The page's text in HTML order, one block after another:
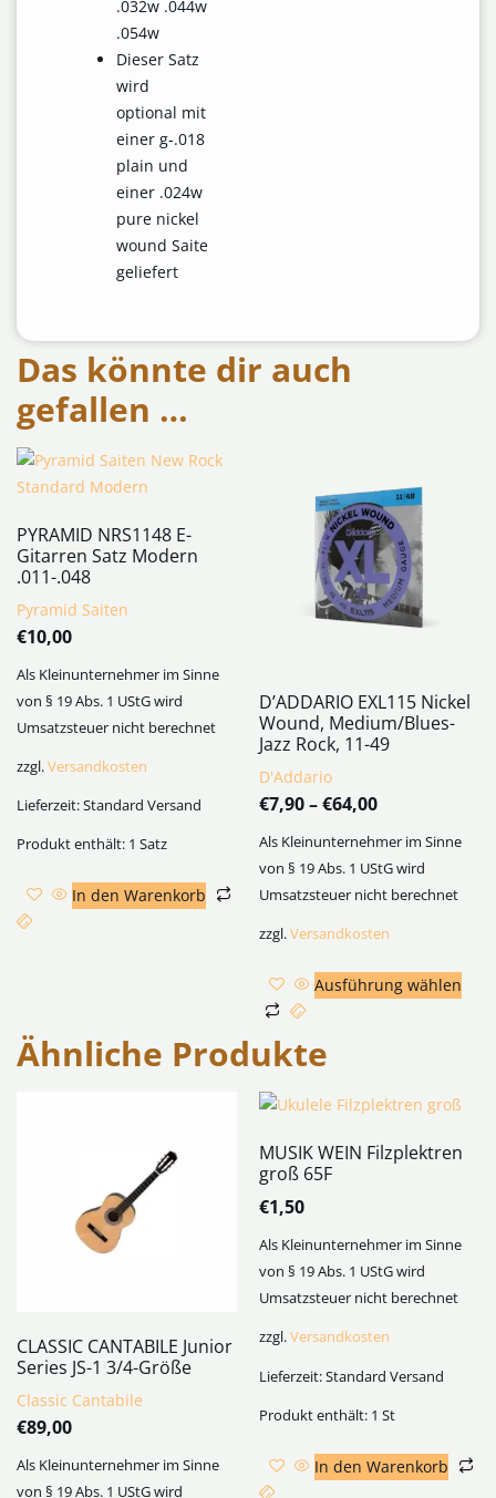
.032w .044w
.054w
Dieser Satz
wird
optional mit
einer g-.018
plain und
einer .024w
pure nickel
wound Saite
geliefert
Das könnte dir auch
gefallen …
PYRAMID NRS1148 E-
Gitarren Satz Modern
.011-.048
Pyramid Saiten
€10,00
Als Kleinunternehmer im Sinne
von § 19 Abs. 1 UStG wird
Umsatzsteuer nicht berechnet
zzgl.Versandkosten
Lieferzeit:Standard Versand
Produkt enthält: 1 Satz
In den Warenkorb
D’ADDARIO EXL115 Nickel
Wound, Medium/Blues-
Jazz Rock, 11-49
D'Addario
€7,90–€64,00
Als Kleinunternehmer im Sinne
von § 19 Abs. 1 UStG wird
Umsatzsteuer nicht berechnet
zzgl.Versandkosten
Ausführung wählen
Ähnliche Produkte
CLASSIC CANTABILE Junior
Series JS-1 3/4-Größe
Classic Cantabile
€89,00
Als Kleinunternehmer im Sinne
von § 19 Abs. 1 UStG wird
MUSIK WEIN Filzplektren
groß 65F
€1,50
Als Kleinunternehmer im Sinne
von § 19 Abs. 1 UStG wird
Umsatzsteuer nicht berechnet
zzgl.Versandkosten
Lieferzeit:Standard Versand
Produkt enthält: 1 St
In den Warenkorb